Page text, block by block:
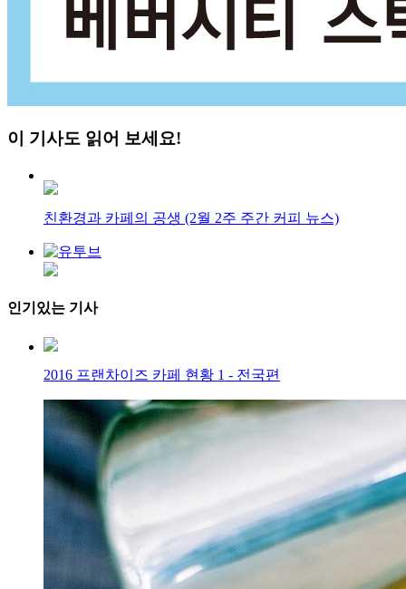
이 기사도 읽어 보세요!
친환경과 카페의 공생 (2월 2주 주간 커피 뉴스)
인기있는 기사
2016 프랜차이즈 카페 현황 1 - 전국편